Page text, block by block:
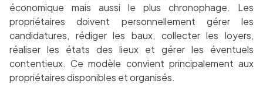
économique mais aussi le plus chronophage. Les
propriétaires doivent personnellement gérer les
candidatures, rédiger les baux, collecter les loyers,
réaliser les états des lieux et gérer les éventuels
contentieux. Ce modèle convient principalement aux
propriétaires disponibles et organisés.